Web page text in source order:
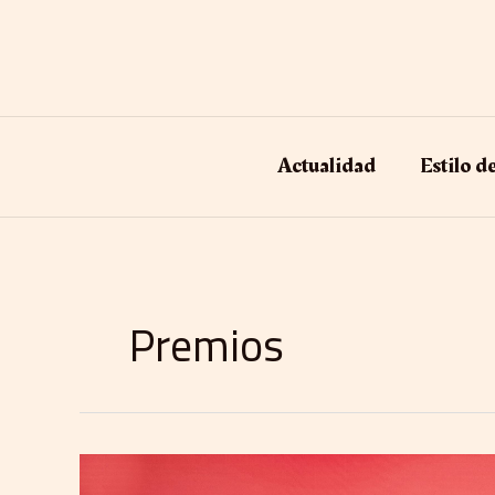
Actualidad Estilo
Premios
La